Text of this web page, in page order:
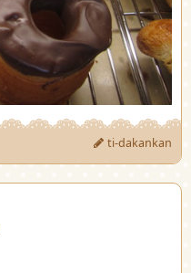
ti-dakankan